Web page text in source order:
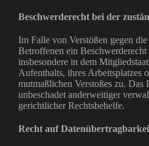
Beschwerderecht bei der
Im Falle von Verstößen gegen
Betroffenen ein
insbesondere in dem
Aufenthalts, ihres Arbeitsplatzes
mutmaßlichen Verstoßes zu. Das
unbeschadet anderweitiger
gerichtlicher Rechtsbehelfe.
Recht auf